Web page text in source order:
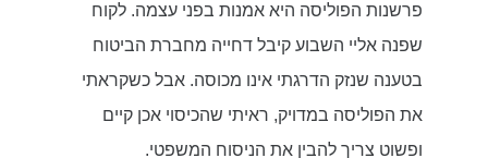
פרשנות הפוליסה היא אמנות בפני עצמה. לקוח
שפנה אליי השבוע קיבל דחייה מחברת הביטוח
בטענה שנזק הדרגתי אינו מכוסה. אבל כשקראתי
את הפוליסה במדויק, ראיתי שהכיסוי אכן קיים
ופשוט צריך להבין את הניסוח המשפטי.